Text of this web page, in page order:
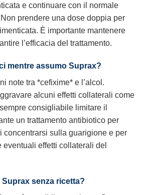
e continuare con il normale
prendere una dose doppia per
È importante mantenere
l’efficacia del trattamento.
mentre assumo Suprax?
note tra *cefixime* e l’alcol.
alcuni effetti collaterali come
consigliabile limitare il
un trattamento antibiotico per
concentrarsi sulla guarigione e per
effetti collaterali del
Suprax senza ricetta?